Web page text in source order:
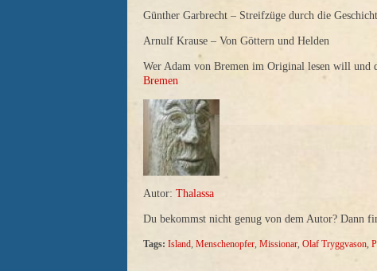
Günther Garbrecht – Streifzüge durch die
Arnulf Krause – Von Göttern und Helden
Wer Adam von Bremen im Original lesen will und
Bremen
Autor: Thalassa
Du bekommst nicht genug von dem Autor? Dann
Tags: Island, Menschenopfer, Missionar, Olaf Tryggvason,